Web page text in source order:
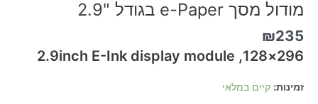
מודול מסך e-Paper בגודל "2.9
₪235
296×128, 2.9inch E-Ink display module
זמינות: קיים במלאי